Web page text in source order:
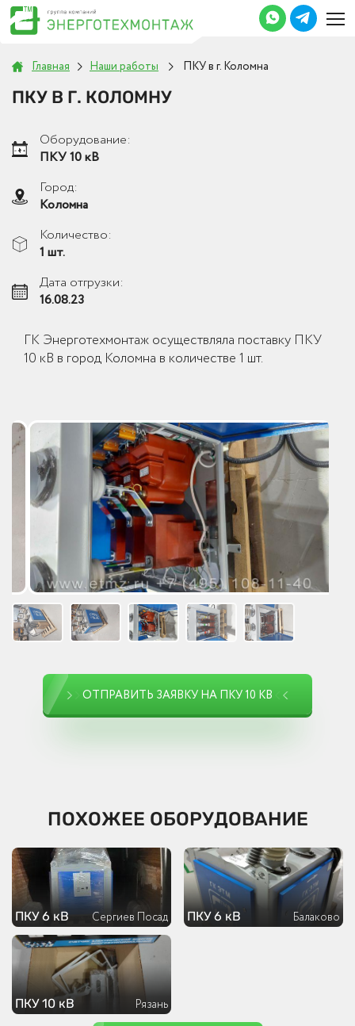
Главная Наши работы ПКУ в г. Коломна
ПКУ В Г. КОЛОМНУ
Оборудование:
ПКУ 10 кВ
Город:
Коломна
Количество:
1 шт.
Дата отгрузки:
16.08.23
ГК Энерготехмонтаж осуществляла поставку ПКУ
10 кВ в город Коломна в количестве 1 шт.
ОТПРАВИТЬ ЗАЯВКУ НА ПКУ 10 КВ
ПОХОЖЕЕ ОБОРУДОВАНИЕ
ПКУ 6 кВ Сергиев Посад ПКУ 6 кВ Балаково
ПКУ 10 кВ Рязань